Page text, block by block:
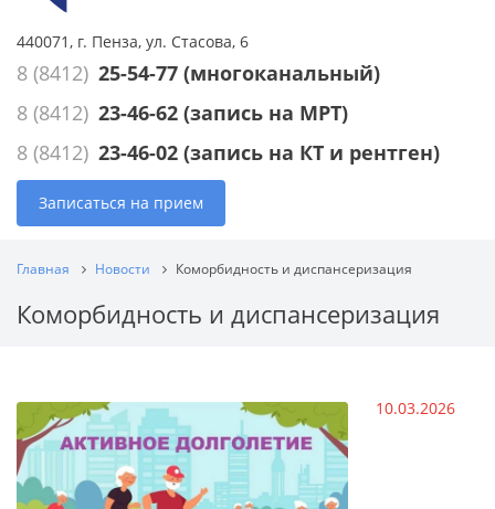
440071, г. Пенза, ул. Стасова, 6
8 (8412) 25-54-77 (многоканальный)
8 (8412) 23-46-62 (запись на МРТ)
8 (8412) 23-46-02 (запись на КТ и рентген)
Записаться на прием
Главная Новости Коморбидность и диспансеризация
Коморбидность и диспансеризация
10.03.2026